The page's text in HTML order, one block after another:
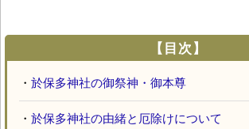
【目次】
・ 於保多神社の御祭神・御本尊
・ 於保多神社の由緒と厄除けについて